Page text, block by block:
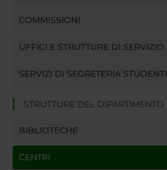
COMMISSIONI
UFFICI E STRUTTURE DI SERVIZIO
SERVIZI DI SEGRETERIA STUDENTI
STRUTTURE DEL DIPARTIMENTO
BIBLIOTECHE
CENTRI